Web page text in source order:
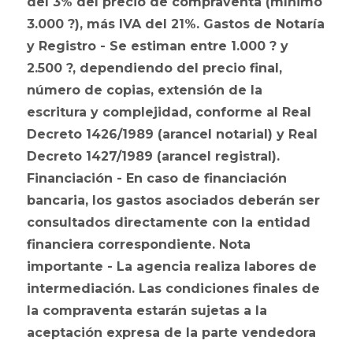
3.000 ?), más IVA del 21%. Gastos de Notaría
y Registro - Se estiman entre 1.000 ? y
2.500 ?, dependiendo del precio final,
número de copias, extensión de la
escritura y complejidad, conforme al Real
Decreto 1426/1989 (arancel notarial) y Real
Decreto 1427/1989 (arancel registral).
Financiación - En caso de financiación
bancaria, los gastos asociados deberán ser
consultados directamente con la entidad
financiera correspondiente. Nota
importante - La agencia realiza labores de
intermediación. Las condiciones finales de
la compraventa estarán sujetas a la
aceptación expresa de la parte vendedora